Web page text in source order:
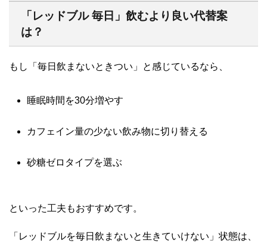
「レッドブル 毎日」飲むより良い代替案
は？
もし「毎日飲まないときつい」と感じているなら、
睡眠時間を30分増やす
カフェイン量の少ない飲み物に切り替える
砂糖ゼロタイプを選ぶ
といった工夫もおすすめです。
「レッドブルを毎日飲まないと生きていけない」状態は、